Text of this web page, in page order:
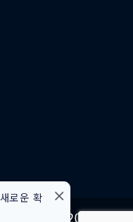
로운 확
©2026 VTI